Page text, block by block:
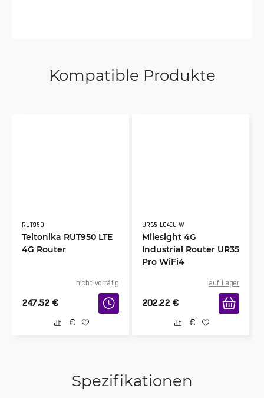
Kompatible Produkte
RUT950
Teltonika RUT950 LTE
4G Router
nicht vorrätig
247.52 €
UR35-L04EU-W
Milesight 4G
Industrial Router UR35
Pro WiFi4
auf Lager
202.22 €
Spezifikationen